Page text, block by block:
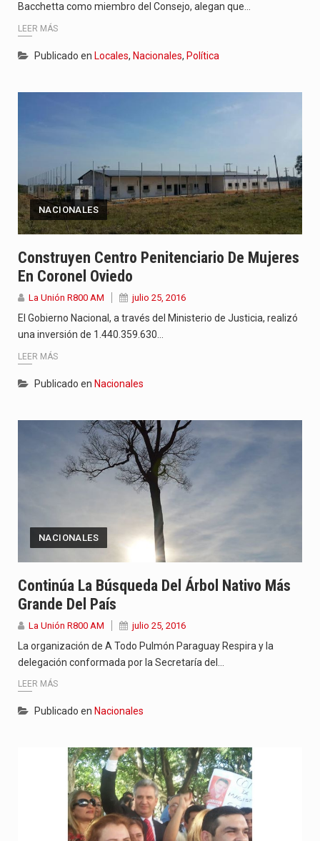
Bacchetta como miembro del Consejo, alegan que…
LEER MÁS
Publicado en Locales, Nacionales, Política
NACIONALES
Construyen Centro Penitenciario De Mujeres
En Coronel Oviedo
La Unión R800 AM julio 25, 2016
El Gobierno Nacional, a través del Ministerio de Justicia, realizó
una inversión de 1.440.359.630…
LEER MÁS
Publicado en Nacionales
NACIONALES
Continúa La Búsqueda Del Árbol Nativo Más
Grande Del País
La Unión R800 AM julio 25, 2016
La organización de A Todo Pulmón Paraguay Respira y la
delegación conformada por la Secretaría del…
LEER MÁS
Publicado en Nacionales